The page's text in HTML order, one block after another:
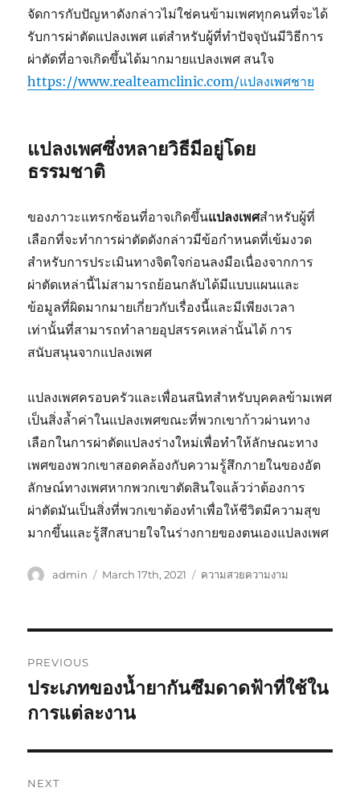
จัดการกับปัญหาดังกล่าวไม่ใช่คนข้ามเพศทุกคนที่จะได้
รับการผ่าตัดแปลงเพศ แต่สำหรับผู้ที่ทำปัจจุบันมีวิธีการ
ผ่าตัดที่อาจเกิดขึ้นได้มากมายแปลงเพศ สนใจ
https://www.realteamclinic.com/แปลงเพศชาย
แปลงเพศซึ่งหลายวิธีมีอยู่โดย
ธรรมชาติ
ของภาวะแทรกซ้อนที่อาจเกิดขึ้นแปลงเพศสำหรับผู้ที่
เลือกที่จะทำการผ่าตัดดังกล่าวมีข้อกำหนดที่เข้มงวด
สำหรับการประเมินทางจิตใจก่อนลงมือเนื่องจากการ
ผ่าตัดเหล่านี้ไม่สามารถย้อนกลับได้มีแบบแผนและ
ข้อมูลที่ผิดมากมายเกี่ยวกับเรื่องนี้และมีเพียงเวลา
เท่านั้นที่สามารถทำลายอุปสรรคเหล่านั้นได้ การ
สนับสนุนจากแปลงเพศ
แปลงเพศครอบครัวและเพื่อนสนิทสำหรับบุคคลข้ามเพศ
เป็นสิ่งล้ำค่าในแปลงเพศขณะที่พวกเขาก้าวผ่านทาง
เลือกในการผ่าตัดแปลงร่างใหม่เพื่อทำให้ลักษณะทาง
เพศของพวกเขาสอดคล้องกับความรู้สึกภายในของอัต
ลักษณ์ทางเพศหากพวกเขาตัดสินใจแล้วว่าต้องการ
ผ่าตัดมันเป็นสิ่งที่พวกเขาต้องทำเพื่อให้ชีวิตมีความสุข
มากขึ้นและรู้สึกสบายใจในร่างกายของตนเองแปลงเพศ
Author
admin
Posted
March 17th, 2021 Categories
ความสวยความงาม
navigation
PREVIOUS
Previous
post:
ประเภทของน้ำยากันซึมดาดฟ้าที่ใช้ใน
การแต่ละงาน
NEXT